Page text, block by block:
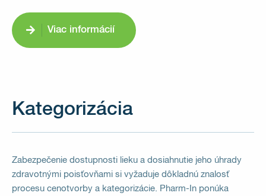
Viac informácií
Kategorizácia
Zabezpečenie dostupnosti lieku a dosiahnutie jeho úhrady
zdravotnými poisťovňami si vyžaduje dôkladnú znalosť
procesu cenotvorby a kategorizácie. Pharm-In ponúka